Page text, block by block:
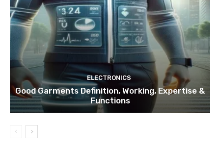
ELECTRONICS
Good Garments Definition, Working, Expertise &
Functions